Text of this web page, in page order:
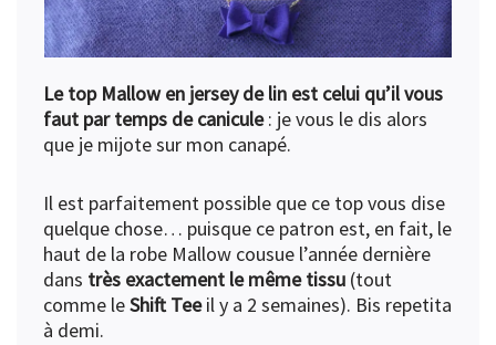
Le top Mallow en jersey de lin est celui qu’il vous
faut par temps de canicule: je vous le dis alors
que je mijote sur mon canapé.
Il est parfaitement possible que ce top vous dise
quelque chose… puisque ce patron est, en fait, le
haut de la robe Mallow cousue l’année dernière
dans très exactement le même tissu (tout
comme leShift Teeil y a 2 semaines). Bis repetita
à demi.